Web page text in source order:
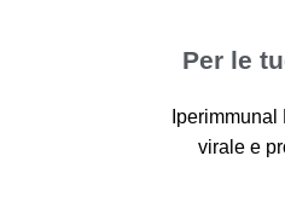
Per le
virale e